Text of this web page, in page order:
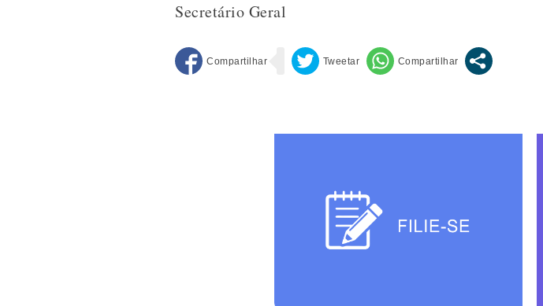
Secretário Geral